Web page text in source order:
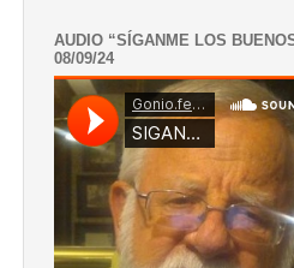
AUDIO “SÍGANME LOS
08/09/24